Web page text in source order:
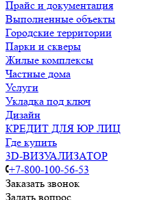
Прайс и документация
Выполненные объекты
Городские территории
Парки и скверы
Жилые комплексы
Частные дома
Услуги
Укладка под ключ
Дизайн
КРЕДИТ ДЛЯ ЮР ЛИЦ
Где купить
3D-ВИЗУАЛИЗАТОР
+7-800-100-56-53
Заказать звонок
Задать вопрос